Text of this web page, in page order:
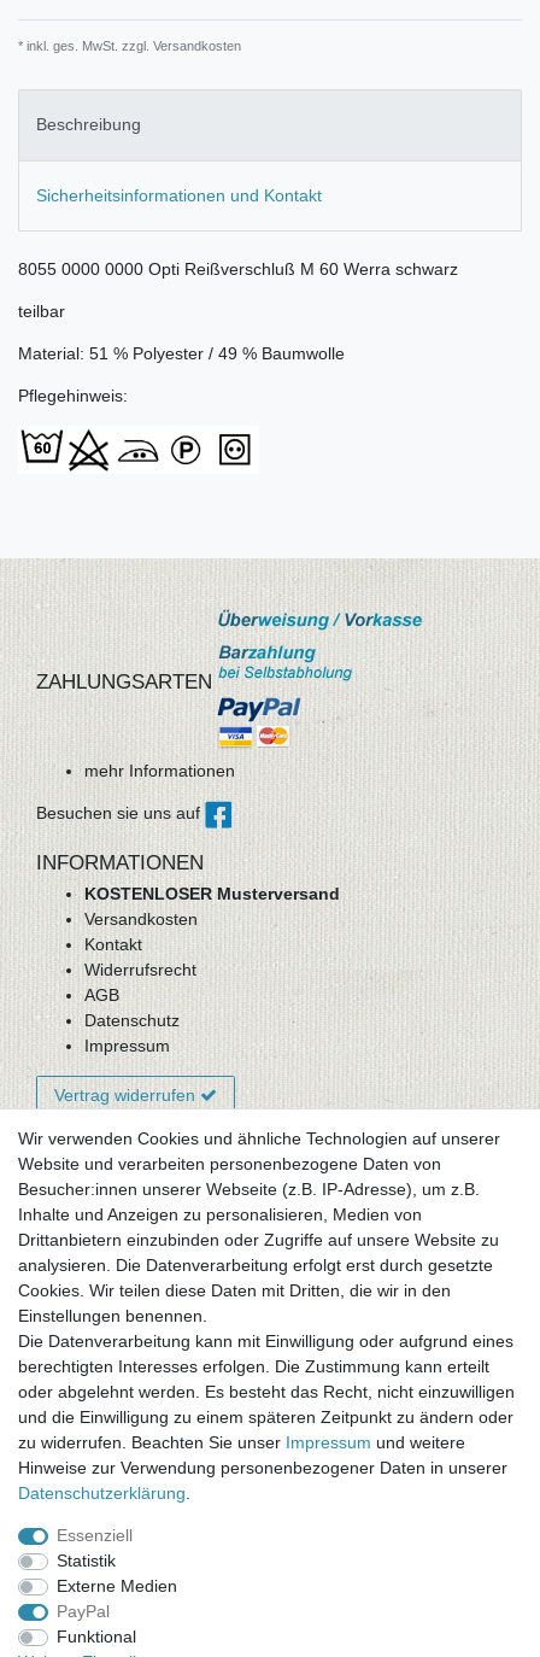
* inkl. ges. MwSt. zzgl. Versandkosten
Beschreibung
Sicherheitsinformationen und Kontakt
8055 0000 0000 Opti Reißverschluß M 60 Werra schwarz
teilbar
Material: 51 % Polyester / 49 % Baumwolle
Pflegehinweis:
ZAHLUNGSARTEN
mehr Informationen
Besuchen sie uns auf
INFORMATIONEN
KOSTENLOSER Musterversand
Versandkosten
Kontakt
Widerrufsrecht
AGB
Datenschutz
Impressum
Vertrag widerrufen
Newsletter-Anmeldung
FAQ / Fragen
Mein Warenkorb
Mein Merkzettel
Mein Konto
UNSER LADENGESCHÄFT
Gottlieb-Daimler-Str. 10
33334 Gütersloh
ÖFFNUNGSZEITEN
Montag - Dienstag: 8.00 - 18.00 Uhr, Mittwoch Ruhetag,
Donnerstag: 8.00 - 18.00 Uhr, Freitag 8.00 - 14.00 Uhr
KUNDENSERVICE
Telefon: (05241) 403 22 38
E-Mail: info@stoffamstueck.de
Wir verwenden Cookies und ähnliche Technologien auf unserer
Website und verarbeiten personenbezogene Daten von
Besucher:innen unserer Webseite (z.B. IP-Adresse), um z.B.
Inhalte und Anzeigen zu personalisieren, Medien von
Drittanbietern einzubinden oder Zugriffe auf unsere Website zu
analysieren. Die Datenverarbeitung erfolgt erst durch gesetzte
Cookies. Wir teilen diese Daten mit Dritten, die wir in den
Einstellungen benennen.
Die Datenverarbeitung kann mit Einwilligung oder aufgrund eines
berechtigten Interesses erfolgen. Die Zustimmung kann erteilt
oder abgelehnt werden. Es besteht das Recht, nicht einzuwilligen
und die Einwilligung zu einem späteren Zeitpunkt zu ändern oder
zu widerrufen. Beachten Sie unser Impressum und weitere
Hinweise zur Verwendung personenbezogener Daten in unserer
Daten­schutz­erklärung
Essenziell
Statistik
Externe Medien
PayPal
Funktional